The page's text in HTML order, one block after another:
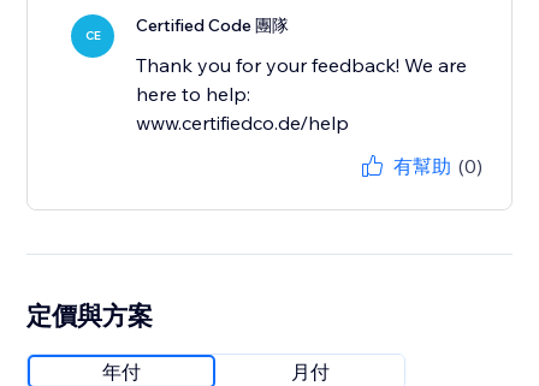
CE Certified Code 團隊
Thank you for your feedback! We are
here to help:
www.certifiedco.de/help
有幫助 (0)
定價與方案
年付 月付